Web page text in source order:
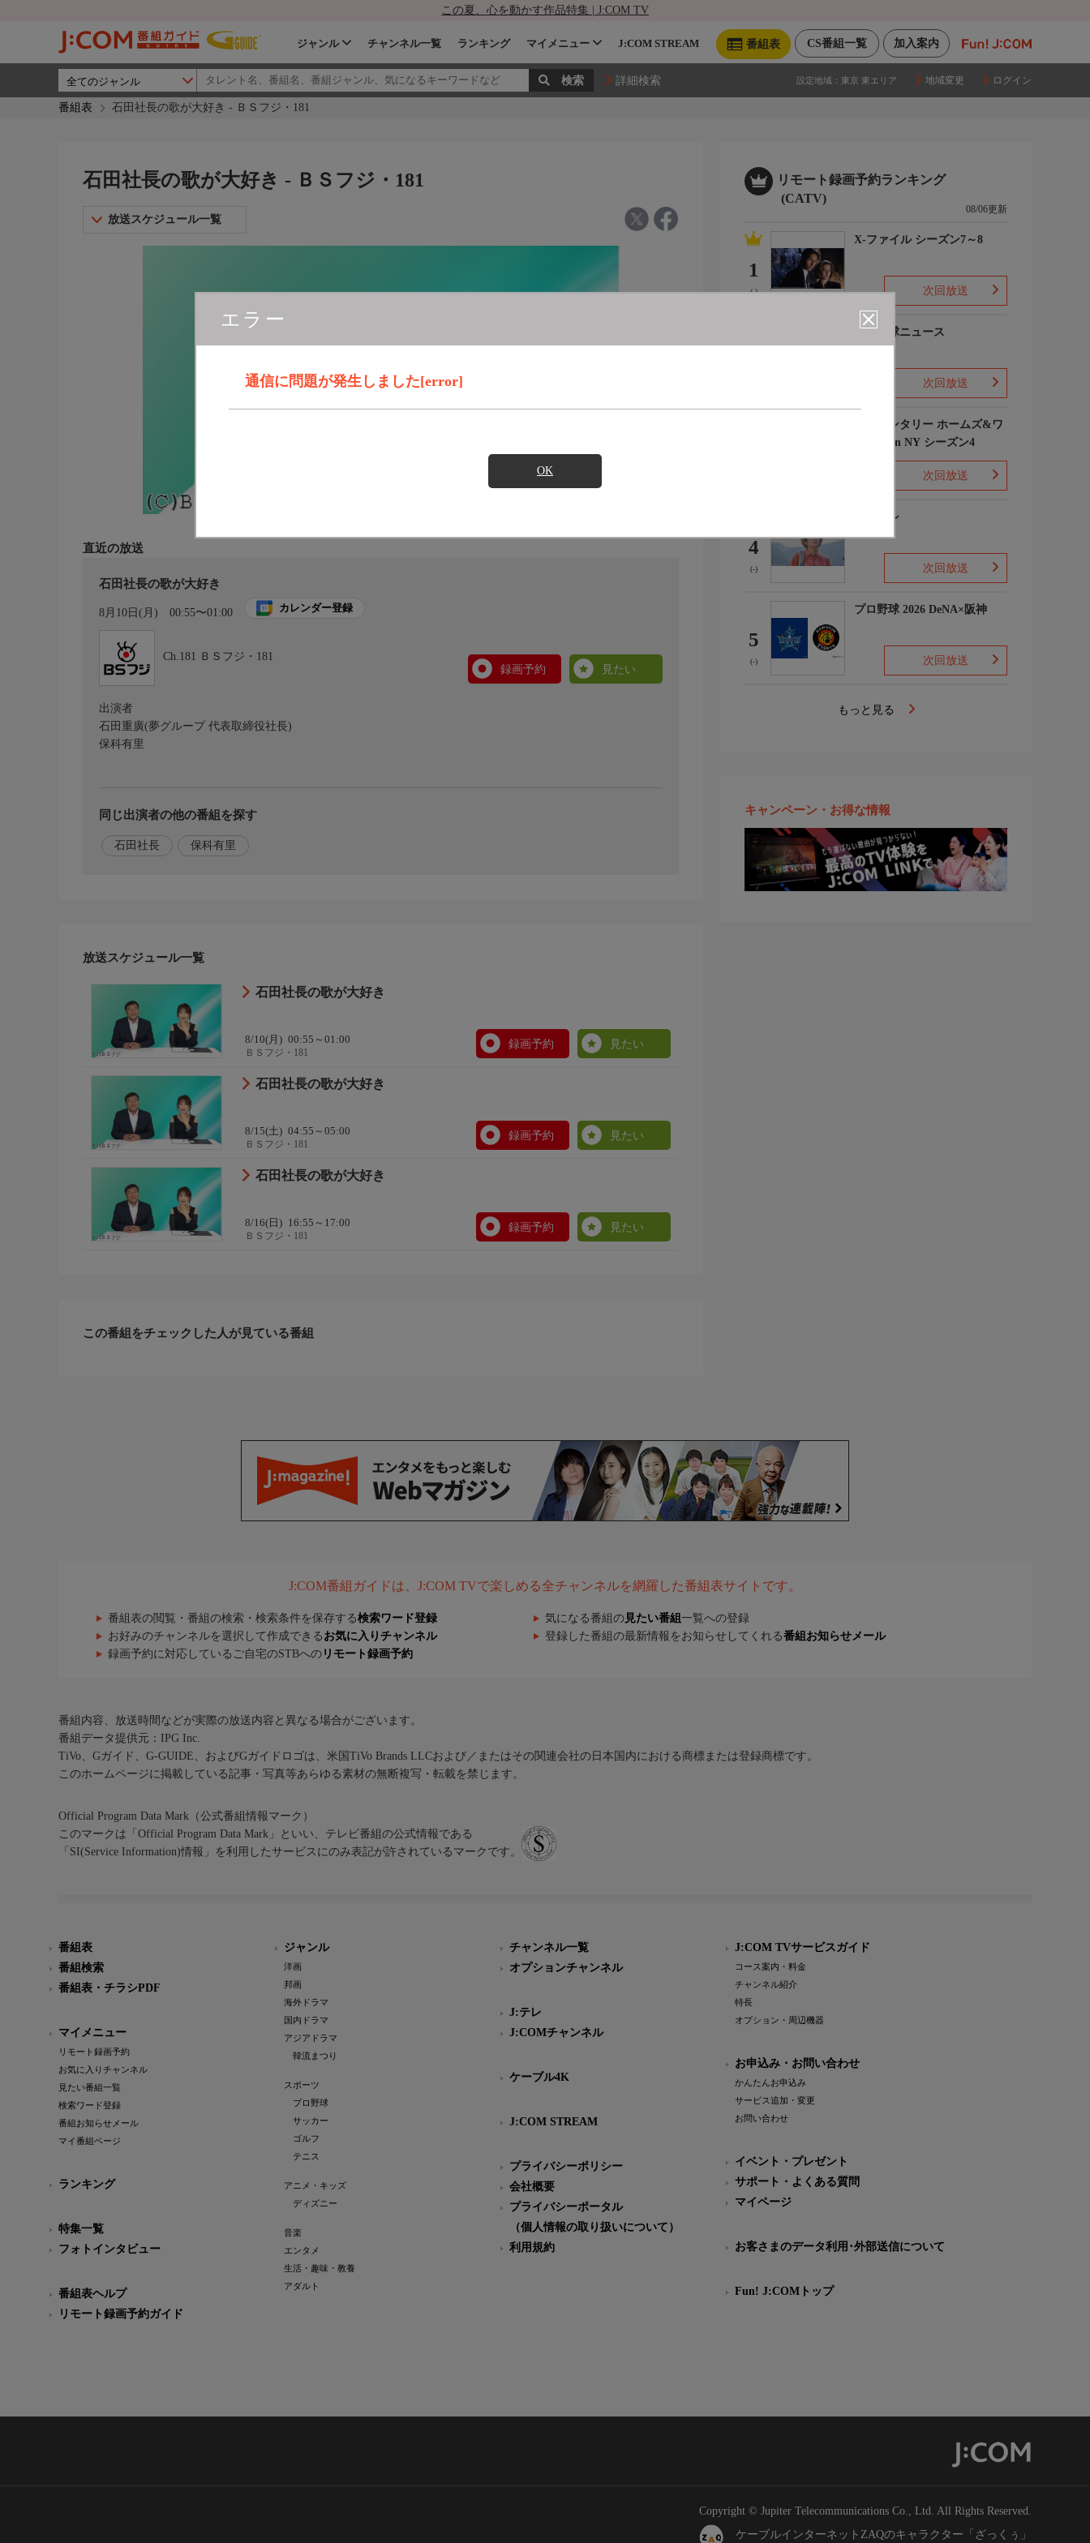
この夏、心を動かす作品特集 | J:COM TV
加入案内
CS番組一覧
番組表
ジャンル チャンネル一覧 ランキング マイメニュー J:COM STREAM
詳細検索 設定地域： 東京 東エリア 地域変更 ログイン
番組表 石田社長の歌が大好き - ＢＳフジ・181
エラー
通信に問題が発生しました[error]
OK
石田社長の歌が大好き - ＢＳフジ・181
放送スケジュール一覧
直近の放送
石田社長の歌が大好き
8月10日(月) 00:55〜01:00 カレンダー登録
Ch.181
ＢＳフジ・181
録画予約
見たい
出演者
石田重廣(夢グループ 代表取締役社長)
保科有里
同じ出演者の他の番組を探す
石田社長 保科有里
放送スケジュール一覧
石田社長の歌が大好き
8/10(月) 00:55～01:00
ＢＳフジ・181
録画予約 見たい
石田社長の歌が大好き
8/15(土) 04:55～05:00
ＢＳフジ・181
録画予約 見たい
石田社長の歌が大好き
8/16(日) 16:55～17:00
ＢＳフジ・181
録画予約 見たい
この番組をチェックした人が見ている番組
リモート録画予約ランキング
(CATV)
08/06更新
1
(-)
X-ファイル シーズン7～8
次回放送
プロ野球ニュース
次回放送
エレメンタリー ホームズ&ワ
トソン in NY シーズン4
次回放送
4
(-)
下山メシ
次回放送
5
(-)
プロ野球 2026 DeNA×阪神
次回放送
もっと見る
キャンペーン・お得な情報
J:COM番組ガイドは、J:COM TVで楽しめる全チャンネルを網羅した番組表サイトです。
番組表の閲覧・番組の検索・検索条件を保存する検索ワード登録 気になる番組の 見たい番組 一覧への登録
お好みのチャンネルを選択して作成できる お気に入りチャンネル 登録した番組の最新情報をお知らせしてくれる番組お知らせメール
録画予約に対応しているご自宅のSTBへの リモート録画予約
番組内容、放送時間などが実際の放送内容と異なる場合がございます。
番組データ提供元：IPG Inc.
TiVo、Gガイド、G-GUIDE、およびGガイドロゴは、米国TiVo Brands LLCおよび／またはその関連会社の日本国内における商標または登録商標です。
このホームページに掲載している記事・写真等あらゆる素材の無断複写・転載を禁じます。
Official Program Data Mark（公式番組情報マーク）
このマークは「Official Program Data Mark」といい、テレビ番組の公式情報である
「SI(Service Information)情報」を利用したサービスにのみ表記が許されているマークです。
番組表
番組検索
番組表・チラシPDF
マイメニュー
リモート録画予約
お気に入りチャンネル
見たい番組一覧
検索ワード登録
番組お知らせメール
マイ番組ページ
ランキング
特集一覧
フォトインタビュー
番組表ヘルプ
リモート録画予約ガイド
ジャンル
洋画
邦画
海外ドラマ
国内ドラマ
アジアドラマ
韓流まつり
スポーツ
プロ野球
サッカー
ゴルフ
テニス
アニメ・キッズ
ディズニー
音楽
エンタメ
生活・趣味・教養
アダルト
チャンネル一覧
オプションチャンネル
J:テレ
J:COMチャンネル
ケーブル4K
J:COM STREAM
プライバシーポリシー
会社概要
プライバシーポータル
（個人情報の取り扱いについて）
利用規約
J:COM TVサービスガイド
コース案内・料金
チャンネル紹介
特長
オプション・周辺機器
お申込み・お問い合わせ
かんたんお申込み
サービス追加・変更
お問い合わせ
イベント・プレゼント
サポート・よくある質問
マイページ
お客さまのデータ利用･外部送信について
Fun! J:COMトップ
Copyright © Jupiter Telecommunications Co., Ltd. All Rights Reserved.
ケーブルインターネットZAQのキャラクター「ざっくぅ」